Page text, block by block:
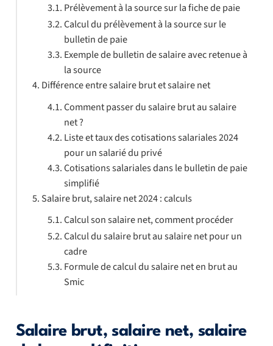
Salaire brut, salaire net, salaire
Prélèvement à la source sur la fiche de paie
Calcul du prélèvement à la source sur le
bulletin de paie
Exemple de bulletin de salaire avec retenue à
la source
Différence entre salaire brut et salaire net
Comment passer du salaire brut au salaire
net ?
Liste et taux des cotisations salariales 2024
pour un salarié du privé
Cotisations salariales dans le bulletin de paie
simplifié
Salaire brut, salaire net 2024 : calculs
Calcul son salaire net, comment procéder
Calcul du salaire brut au salaire net pour un
cadre
Formule de calcul du salaire net en brut au
Smic